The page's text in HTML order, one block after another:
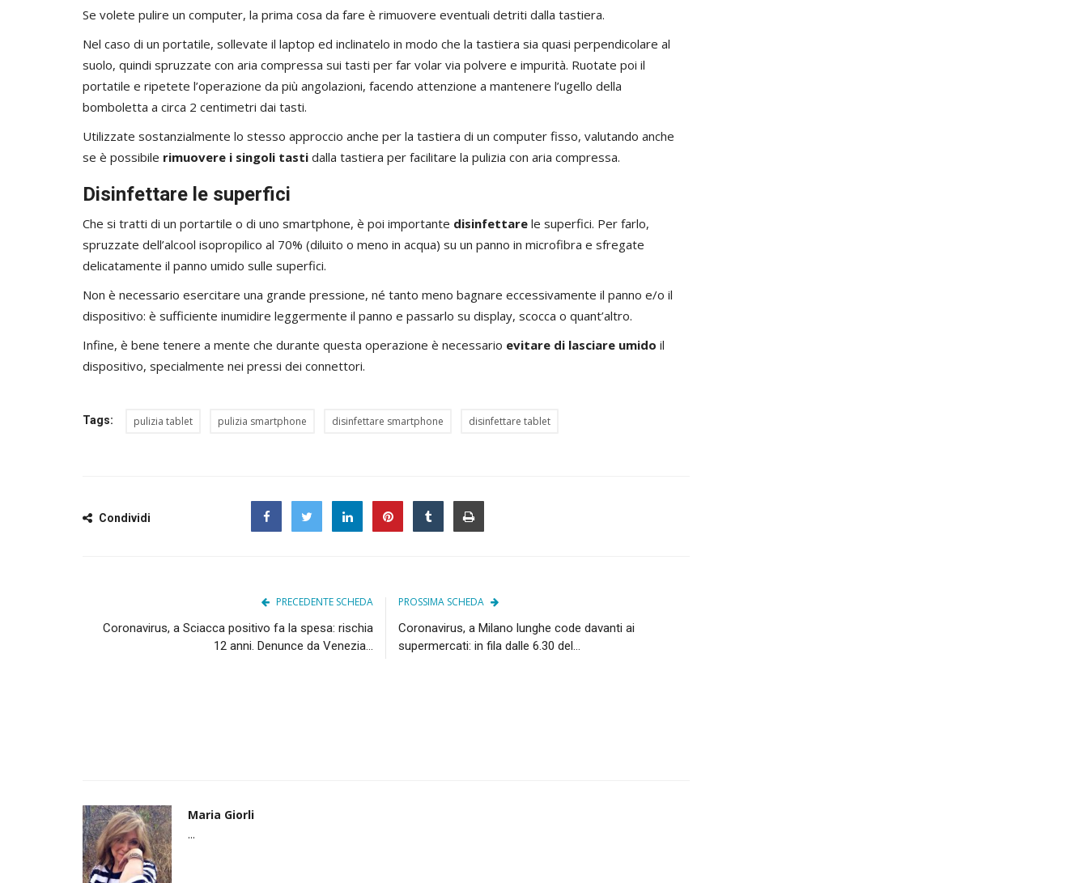
Se volete pulire un computer, la prima cosa da fare è rimuovere eventuali detriti dalla tastiera.
Nel caso di un portatile, sollevate il laptop ed inclinatelo in modo che la tastiera sia quasi perpendicolare al
suolo, quindi spruzzate con aria compressa sui tasti per far volar via polvere e impurità. Ruotate poi il
portatile e ripetete l’operazione da più angolazioni, facendo attenzione a mantenere l’ugello della
bomboletta a circa 2 centimetri dai tasti.
Utilizzate sostanzialmente lo stesso approccio anche per la tastiera di un computer fisso, valutando anche
se è possibile rimuovere i singoli tasti dalla tastiera per facilitare la pulizia con aria compressa.
Disinfettare le superfici
Che si tratti di un portartile o di uno smartphone, è poi importante disinfettare le superfici. Per farlo,
spruzzate dell’alcool isopropilico al 70% (diluito o meno in acqua) su un panno in microfibra e sfregate
delicatamente il panno umido sulle superfici.
Non è necessario esercitare una grande pressione, né tanto meno bagnare eccessivamente il panno e/o il
dispositivo: è sufficiente inumidire leggermente il panno e passarlo su display, scocca o quant’altro.
Infine, è bene tenere a mente che durante questa operazione è necessario evitare di lasciare umido il
dispositivo, specialmente nei pressi dei connettori.
Tags: pulizia tablet pulizia smartphone disinfettare smartphone disinfettare tablet
Condividi
PRECEDENTE SCHEDA
Coronavirus, a Sciacca positivo fa la spesa: rischia
12 anni. Denunce da Venezia...
PROSSIMA SCHEDA
Coronavirus, a Milano lunghe code davanti ai
supermercati: in fila dalle 6.30 del...
Maria Giorli
...